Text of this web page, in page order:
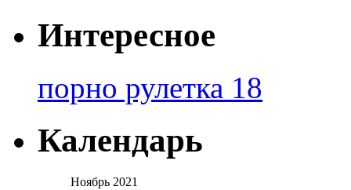
Интересное
порно рулетка 18
Календарь
Ноябрь 2021